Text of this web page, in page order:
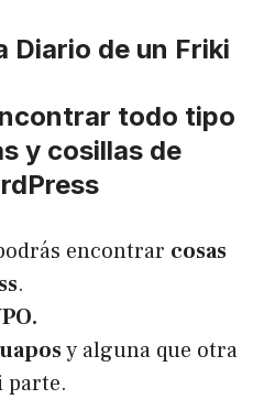
Diario de un Friki
todo tipo
y cosillas de
encontrar cosas
.
y alguna que otra
parte.